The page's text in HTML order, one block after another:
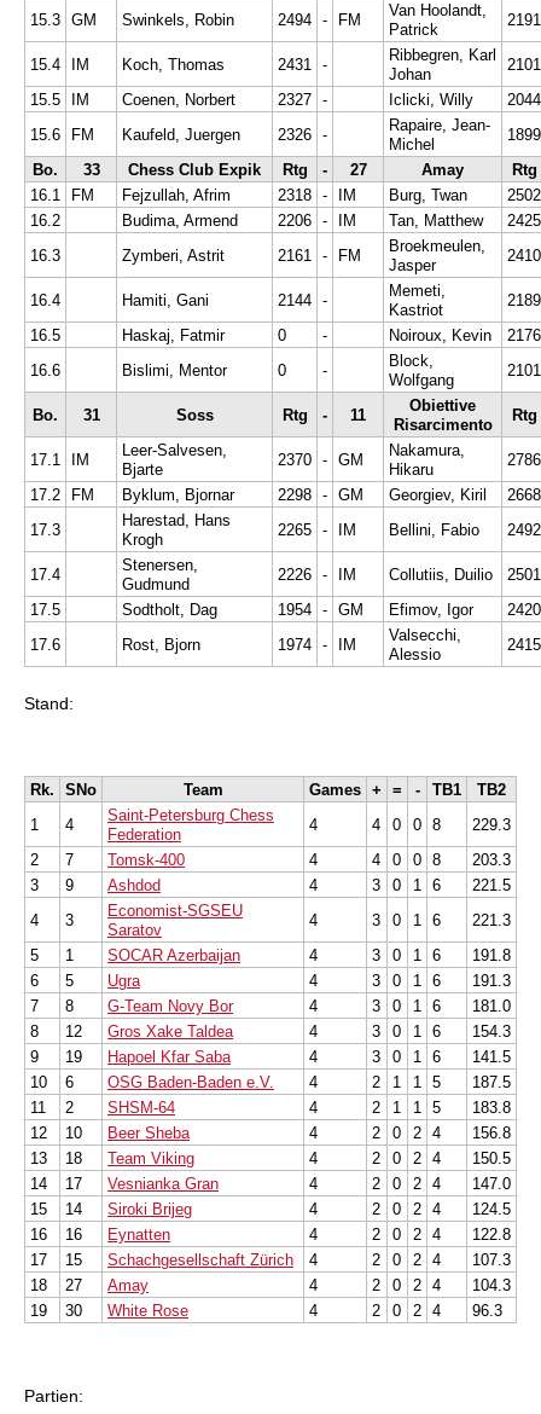
15.3 GM Swinkels, Robin 2494 - FM
Van Hoolandt,
Patrick
2191
15.4 IM Koch, Thomas 2431 -
Ribbegren, Karl
Johan
2101
15.5
IM Coenen, Norbert 2327 - Iclicki, Willy
2044
15.6
FM Kaufeld, Juergen 2326 -
Rapaire, Jean-
Michel
1899
Bo.
33 Chess Club Expik Rtg - 27 Amay
Rtg
16.1
FM Fejzullah, Afrim 2318 - IM Burg, Twan
2502
16.2
Budima, Armend 2206 - IM Tan, Matthew
2425
16.3
Zymberi, Astrit 2161 - FM
Broekmeulen,
Jasper
2410
16.4 Hamiti, Gani 2144 -
Memeti,
Kastriot
2189
16.5
Haskaj, Fatmir 0 - Noiroux, Kevin
2176
16.6
Bislimi, Mentor 0 -
Block,
Wolfgang
2101
Bo. 31 Soss Rtg - 11
Obiettive
Risarcimento
Rtg
17.1 IM
Leer-Salvesen,
Bjarte
2370 - GM
Nakamura,
Hikaru
2786
17.2
FM Byklum, Bjornar 2298 - GM Georgiev, Kiril
2668
17.3
Harestad, Hans
Krogh
2265 - IM Bellini, Fabio 2492
17.4
Stenersen,
Gudmund
2226 - IM Collutiis, Duilio
2501
17.5
Sodtholt, Dag 1954 - GM Efimov, Igor
2420
17.6
Rost, Bjorn 1974 - IM
Valsecchi,
Alessio
2415
Stand:
Rk. SNo Team Games + = - TB1
TB2
1
4
Saint-Petersburg Chess
Federation
4 4 0 0 8
229.3
2
7 Tomsk-400 4 4 0 0 8
203.3
3
9 Ashdod 4 3 0 1 6
221.5
4
3
Economist-SGSEU
Saratov
4 3 0 1 6
221.3
5
1 SOCAR Azerbaijan 4 3 0 1 6
191.8
6
5 Ugra 4 3 0 1 6
191.3
7
8 G-Team Novy Bor 4 3 0 1 6
181.0
8
12 Gros Xake Taldea 4 3 0 1 6
154.3
9
19 Hapoel Kfar Saba 4 3 0 1 6
141.5
10
6 OSG Baden-Baden e.V. 4 2 1 1 5
187.5
11
2 SHSM-64 4 2 1 1 5
183.8
12
10 Beer Sheba 4 2 0 2 4
156.8
13
18 Team Viking 4 2 0 2 4
150.5
14
17 Vesnianka Gran 4 2 0 2 4
147.0
15
14 Siroki Brijeg 4 2 0 2 4
124.5
16
16 Eynatten 4 2 0 2 4
122.8
17
15 Schachgesellschaft Zürich 4 2 0 2 4
107.3
18
27 Amay 4 2 0 2 4
104.3
19
30 White Rose 4 2 0 2 4 96.3
Partien: